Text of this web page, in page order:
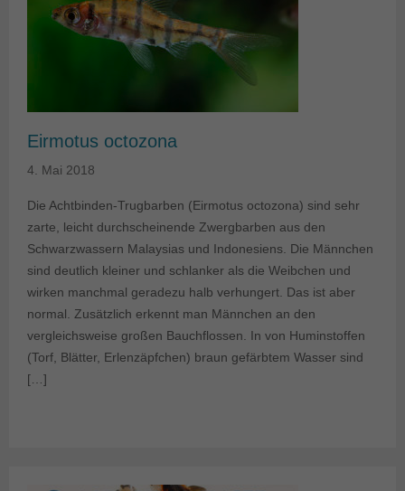
Eirmotus octozona
4. Mai 2018
Die Achtbinden-Trugbarben (Eirmotus octozona) sind sehr
zarte, leicht durchscheinende Zwergbarben aus den
Schwarzwassern Malaysias und Indonesiens. Die Männchen
sind deutlich kleiner und schlanker als die Weibchen und
wirken manchmal geradezu halb verhungert. Das ist aber
normal. Zusätzlich erkennt man Männchen an den
vergleichsweise großen Bauchflossen. In von Huminstoffen
(Torf, Blätter, Erlenzäpfchen) braun gefärbtem Wasser sind
[…]